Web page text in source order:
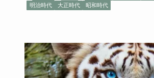
明治時代
大正時代 昭和時代